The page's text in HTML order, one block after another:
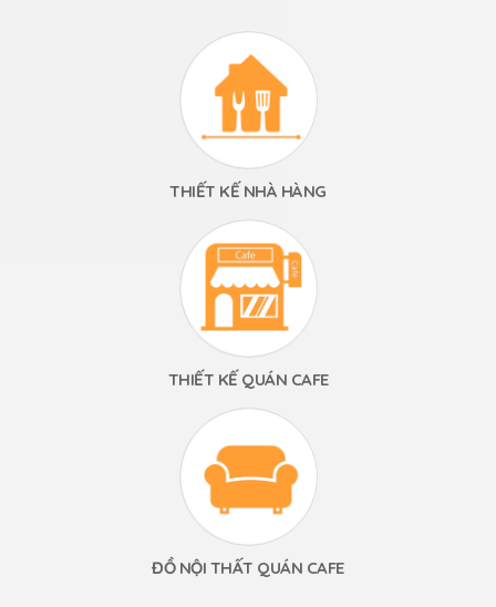
THIẾT KẾ NHÀ HÀNG
THIẾT KẾ QUÁN CAFE
ĐỒ NỘI THẤT QUÁN CAFE